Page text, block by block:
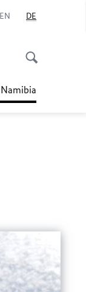
EN DE